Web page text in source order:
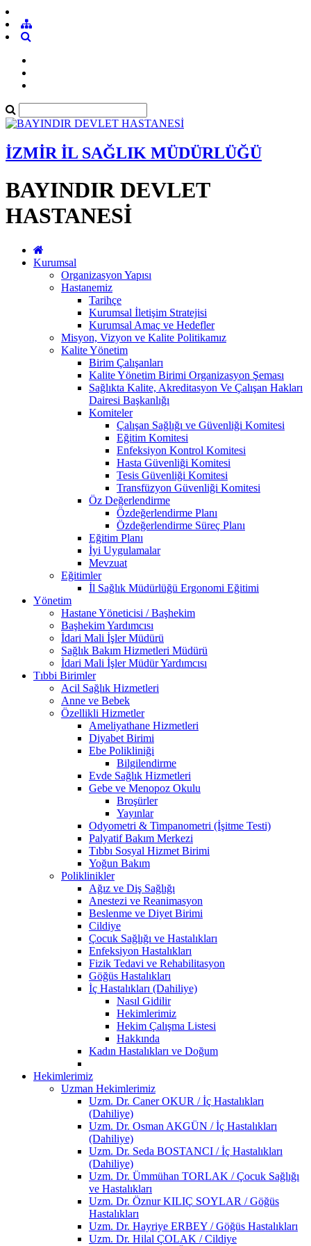
İZMİR İL SAĞLIK MÜDÜRLÜĞÜ
BAYINDIR DEVLET
HASTANESİ
Kurumsal
Organizasyon Yapısı
Hastanemiz
Tarihçe
Kurumsal İletişim Stratejisi
Kurumsal Amaç ve Hedefler
Misyon, Vizyon ve Kalite Politikamız
Kalite Yönetim
Birim Çalışanları
Kalite Yönetim Birimi Organizasyon Şeması
Sağlıkta Kalite, Akreditasyon Ve Çalışan Hakları
Dairesi Başkanlığı
Komiteler
Çalışan Sağlığı ve Güvenliği Komitesi
Eğitim Komitesi
Enfeksiyon Kontrol Komitesi
Hasta Güvenliği Komitesi
Tesis Güvenliği Komitesi
Transfüzyon Güvenliği Komitesi
Öz Değerlendirme
Özdeğerlendirme Planı
Özdeğerlendirme Süreç Planı
Eğitim Planı
İyi Uygulamalar
Mevzuat
Eğitimler
İl Sağlık Müdürlüğü Ergonomi Eğitimi
Yönetim
Hastane Yöneticisi / Başhekim
Başhekim Yardımcısı
İdari Mali İşler Müdürü
Sağlık Bakım Hizmetleri Müdürü
İdari Mali İşler Müdür Yardımcısı
Tıbbi Birimler
Acil Sağlık Hizmetleri
Anne ve Bebek
Özellikli Hizmetler
Ameliyathane Hizmetleri
Diyabet Birimi
Ebe Polikliniği
Bilgilendirme
Evde Sağlık Hizmetleri
Gebe ve Menopoz Okulu
Broşürler
Yayınlar
Odyometri & Timpanometri (İşitme Testi)
Palyatif Bakım Merkezi
Tıbbı Sosyal Hizmet Birimi
Yoğun Bakım
Poliklinikler
Ağız ve Diş Sağlığı
Anestezi ve Reanimasyon
Beslenme ve Diyet Birimi
Cildiye
Çocuk Sağlığı ve Hastalıkları
Enfeksiyon Hastalıkları
Fizik Tedavi ve Rehabilitasyon
Göğüs Hastalıkları
İç Hastalıkları (Dahiliye)
Nasıl Gidilir
Hekimlerimiz
Hekim Çalışma Listesi
Hakkında
Kadın Hastalıkları ve Doğum
Hekimlerimiz
Uzman Hekimlerimiz
Uzm. Dr. Caner OKUR / İç Hastalıkları
(Dahiliye)
Uzm. Dr. Osman AKGÜN / İç Hastalıkları
(Dahiliye)
Uzm. Dr. Seda BOSTANCI / İç Hastalıkları
(Dahiliye)
Uzm. Dr. Ümmühan TORLAK / Çocuk Sağlığı
ve Hastalıkları
Uzm. Dr. Öznur KILIÇ SOYLAR / Göğüs
Hastalıkları
Uzm. Dr. Hayriye ERBEY / Göğüs Hastalıkları
Uzm. Dr. Hilal ÇOLAK / Cildiye